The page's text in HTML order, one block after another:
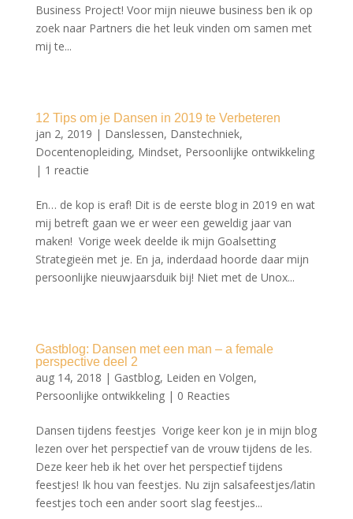
Business Project! Voor mijn nieuwe business ben ik op
zoek naar Partners die het leuk vinden om samen met
mij te...
12 Tips om je Dansen in 2019 te Verbeteren
jan 2, 2019 | Danslessen, Danstechniek,
Docentenopleiding, Mindset, Persoonlijke ontwikkeling
| 1 reactie
En… de kop is eraf! Dit is de eerste blog in 2019 en wat
mij betreft gaan we er weer een geweldig jaar van
maken! Vorige week deelde ik mijn Goalsetting
Strategieën met je. En ja, inderdaad hoorde daar mijn
persoonlijke nieuwjaarsduik bij! Niet met de Unox...
Gastblog: Dansen met een man – a female
perspective deel 2
aug 14, 2018 | Gastblog, Leiden en Volgen,
Persoonlijke ontwikkeling| 0 Reacties
Dansen tijdens feestjes Vorige keer kon je in mijn blog
lezen over het perspectief van de vrouw tijdens de les.
Deze keer heb ik het over het perspectief tijdens
feestjes! Ik hou van feestjes. Nu zijn salsafeestjes/latin
feestjes toch een ander soort slag feestjes...